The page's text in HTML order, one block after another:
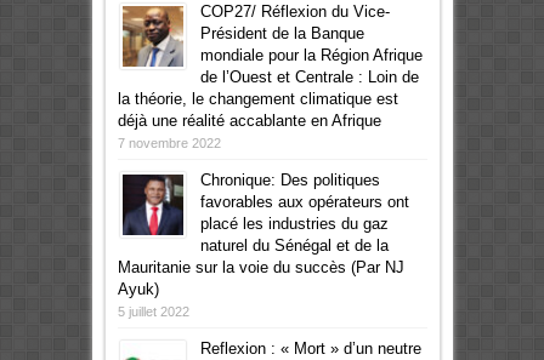
COP27/ Réflexion du Vice-
Président de la Banque
mondiale pour la Région Afrique
de l’Ouest et Centrale : Loin de
la théorie, le changement climatique est
déjà une réalité accablante en Afrique
7 novembre 2022
Chronique: Des politiques
favorables aux opérateurs ont
placé les industries du gaz
naturel du Sénégal et de la
Mauritanie sur la voie du succès (Par NJ
Ayuk)
5 juillet 2022
Reflexion : « Mort » d’un neutre